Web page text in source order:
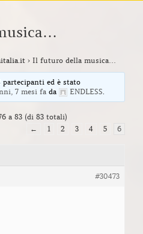
› Il futuro della musica…
partecipanti ed è stato
7 mesi fa da ENDLESS.
a 83 (di 83 totali)
←
1 2 3 4 5 6
#30473